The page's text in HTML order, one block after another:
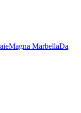
Magna MarbellaDa